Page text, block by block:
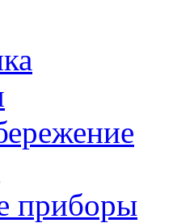
приборы